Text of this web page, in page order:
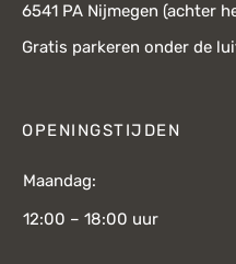
6541 PA Nijmegen (achter
Gratis parkeren onder de
OPENINGSTIJDEN
Maandag:
12:00 – 18:00 uur